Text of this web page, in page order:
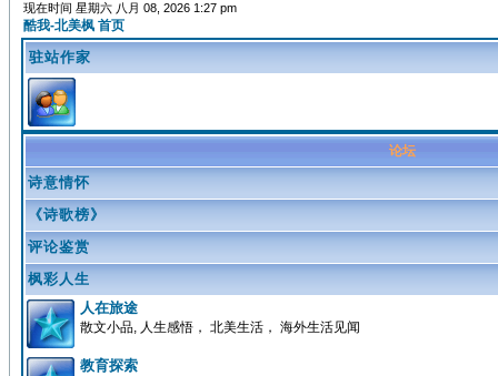
现在时间 星期六 八月 08, 2026 1:27 pm
酷我-北美枫 首页
驻站作家
论坛
诗意情怀
《诗歌榜》
评论鉴赏
枫彩人生
人在旅途
散文小品, 人生感悟， 北美生活， 海外生活见闻
教育探索